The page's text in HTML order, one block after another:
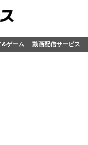
&ゲーム 動画配信サービス